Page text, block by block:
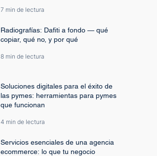
7 min de lectura
Radiografías: Dafiti a fondo — qué
copiar, qué no, y por qué
8 min de lectura
Soluciones digitales para el éxito de
las pymes: herramientas para pymes
que funcionan
4 min de lectura
Servicios esenciales de una agencia
ecommerce: lo que tu negocio